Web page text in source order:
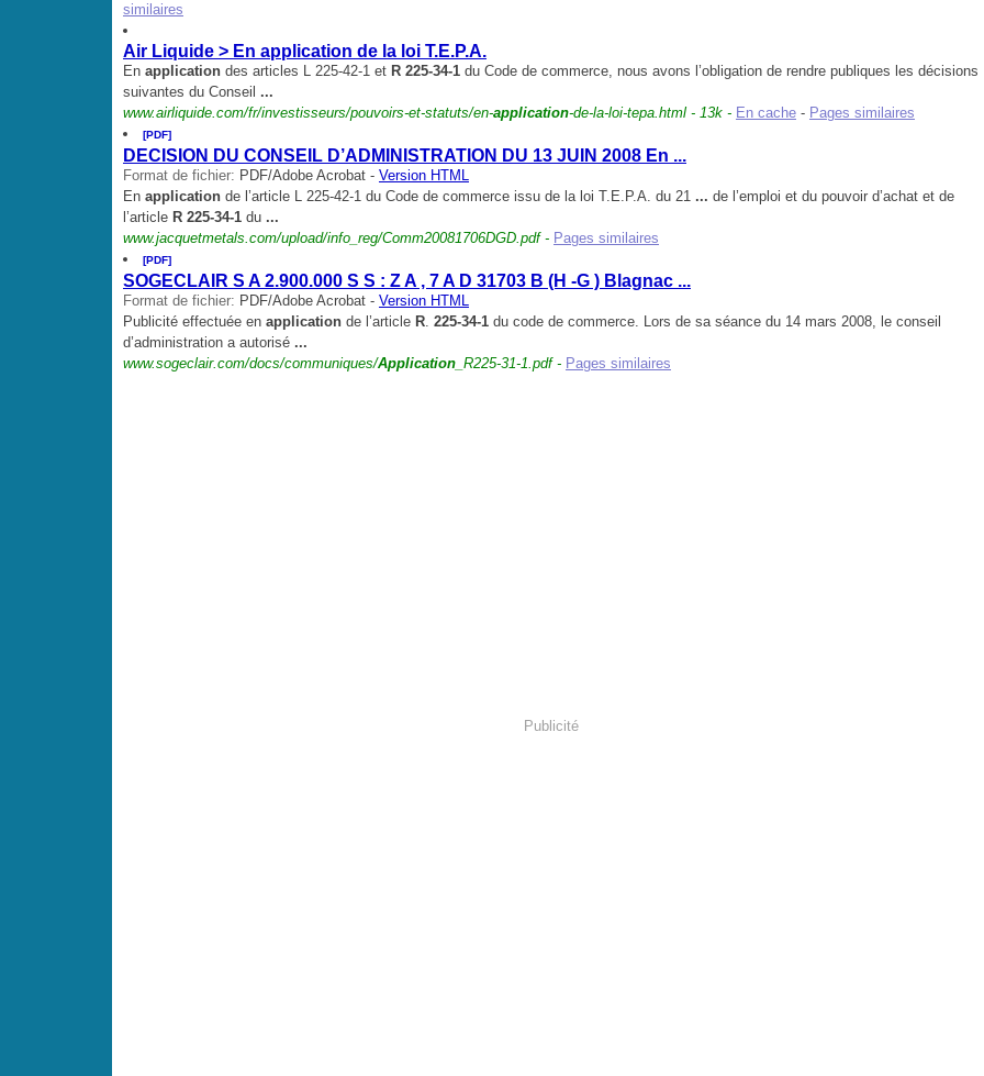
similaires
Air Liquide > En application de la loi T.E.P.A.
En application des articles L 225-42-1 et R 225-34-1 du Code de commerce, nous avons l’obligation de rendre publiques les décisions
suivantes du Conseil ...
www.airliquide.com/fr/investisseurs/pouvoirs-et-statuts/en-application-de-la-loi-tepa.html - 13k - En cache - Pages similaires
[PDF]
DECISION DU CONSEIL D’ADMINISTRATION DU 13 JUIN 2008 En ...
Format de fichier: PDF/Adobe Acrobat - Version HTML
En application de l’article L 225-42-1 du Code de commerce issu de la loi T.E.P.A. du 21 ... de l’emploi et du pouvoir d’achat et de
l’article R 225-34-1 du ...
www.jacquetmetals.com/upload/info_reg/Comm20081706DGD.pdf - Pages similaires
[PDF]
SOGECLAIR S A 2.900.000 S S : Z A , 7 A D 31703 B (H -G ) Blagnac ...
Format de fichier: PDF/Adobe Acrobat - Version HTML
Publicité effectuée en application de l’article R. 225-34-1 du code de commerce. Lors de sa séance du 14 mars 2008, le conseil
d’administration a autorisé ...
www.sogeclair.com/docs/communiques/Application _R225-31-1.pdf - Pages similaires
Publicité